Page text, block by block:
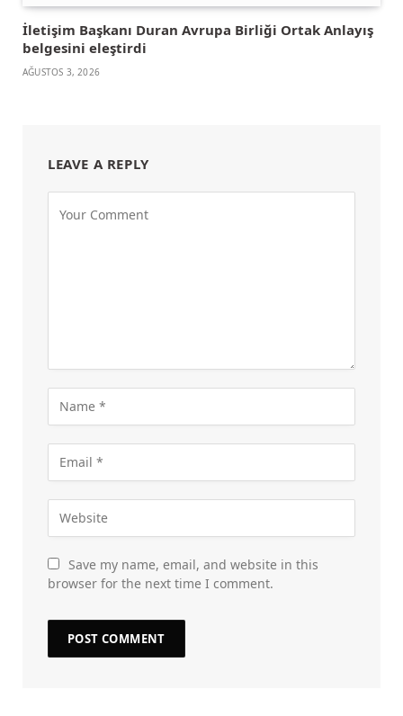
İletişim Başkanı Duran Avrupa Birliği Ortak Anlayış
belgesini eleştirdi
AĞUSTOS 3, 2026
LEAVE A REPLY
Save my name, email, and website in this
browser for the next time I comment.